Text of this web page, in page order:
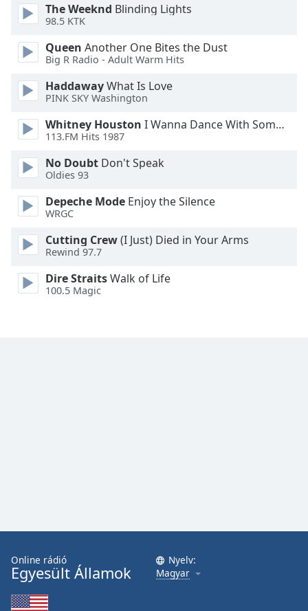
Opacity
Font
Size
Text
Edge
Style
Font
Modal
Dialog
End
The Weeknd Blinding Lights
98.5 KTK
Queen Another One Bites the Dust
Big R Radio - Adult Warm Hits
HaddawayWhat Is Love
PINK SKY Washington
Whitney Houston I Wanna Dance With Somebody
113.FM Hits 1987
No Doubt Don't Speak
Oldies 93
Depeche Mode Enjoy the Silence
WRGC
Cutting Crew(I Just) Died in Your Arms
Rewind 97.7
Dire StraitsWalk of Life
100.5 Magic
Online rádió
Egyesült Államok
Nyelv:
Magyar